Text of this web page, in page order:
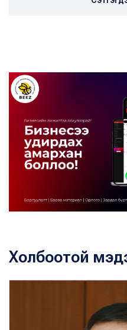
Холбоотой